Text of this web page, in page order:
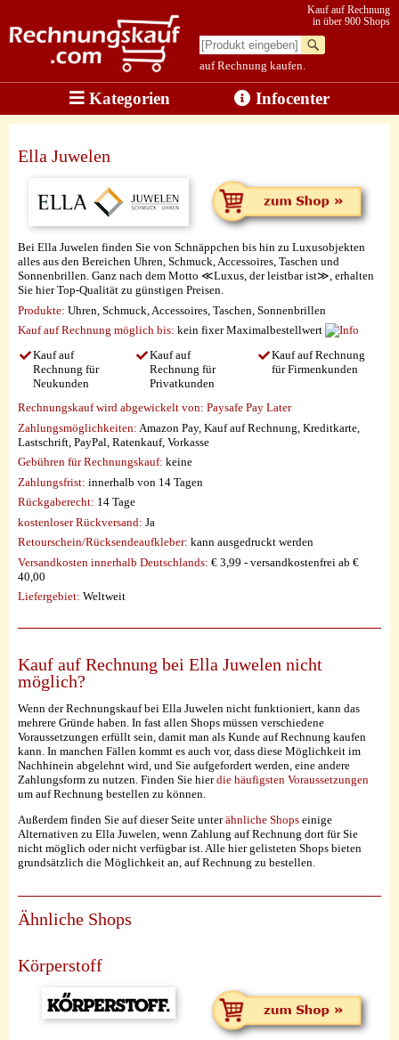
auf Rechnung kaufen.
Kauf auf Rechnung
in über 900 Shops
Kategorien Infocenter
Ella Juwelen
Bei Ella Juwelen finden Sie von Schnäppchen bis hin zu Luxusobjekten
alles aus den Bereichen Uhren, Schmuck, Accessoires, Taschen und
Sonnenbrillen. Ganz nach dem Motto ≪Luxus, der leistbar ist≫, erhalten
Sie hier Top-Qualität zu günstigen Preisen.
Produkte: Uhren, Schmuck, Accessoires, Taschen, Sonnenbrillen
Kauf auf Rechnung möglich bis: kein fixer Maximalbestellwert
Kauf auf
Rechnung für
Neukunden
Kauf auf
Rechnung für
Privatkunden
Kauf auf Rechnung
für Firmenkunden
Rechnungskauf wird abgewickelt von: Paysafe Pay Later
Zahlungsmöglichkeiten: Amazon Pay, Kauf auf Rechnung, Kreditkarte,
Lastschrift, PayPal, Ratenkauf, Vorkasse
Gebühren für Rechnungskauf: keine
Zahlungsfrist: innerhalb von 14 Tagen
Rückgaberecht: 14 Tage
kostenloser Rückversand: Ja
Retourschein/Rücksendeaufkleber: kann ausgedruckt werden
Versandkosten innerhalb Deutschlands: € 3,99 - versandkostenfrei ab €
40,00
Liefergebiet: Weltweit
Kauf auf Rechnung bei Ella Juwelen nicht
möglich?
Wenn der Rechnungskauf bei Ella Juwelen nicht funktioniert, kann das
mehrere Gründe haben. In fast allen Shops müssen verschiedene
Voraussetzungen erfüllt sein, damit man als Kunde auf Rechnung kaufen
kann. In manchen Fällen kommt es auch vor, dass diese Möglichkeit im
Nachhinein abgelehnt wird, und Sie aufgefordert werden, eine andere
Zahlungsform zu nutzen. Finden Sie hierdie häufigsten Voraussetzungen
um auf Rechnung bestellen zu können.
Außerdem finden Sie auf dieser Seite unterähnliche Shops einige
Alternativen zu Ella Juwelen, wenn Zahlung auf Rechnung dort für Sie
nicht möglich oder nicht verfügbar ist. Alle hier gelisteten Shops bieten
grundsätzlich die Möglichkeit an, auf Rechnung zu bestellen.
Ähnliche Shops
Körperstoff